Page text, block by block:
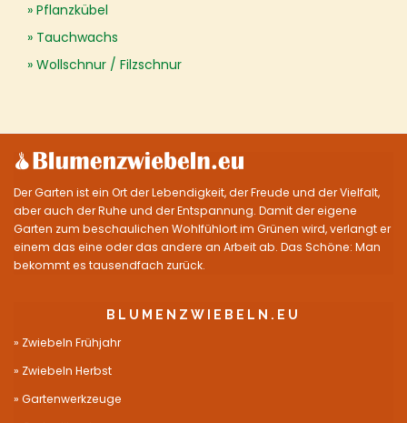
Pflanzkübel
Tauchwachs
Wollschnur / Filzschnur
Der Garten ist ein Ort der Lebendigkeit, der Freude und der Vielfalt,
aber auch der Ruhe und der Entspannung. Damit der eigene
Garten zum beschaulichen Wohlfühlort im Grünen wird, verlangt er
einem das eine oder das andere an Arbeit ab. Das Schöne: Man
bekommt es tausendfach zurück.
BLUMENZWIEBELN.EU
Zwiebeln Frühjahr
Zwiebeln Herbst
Gartenwerkzeuge